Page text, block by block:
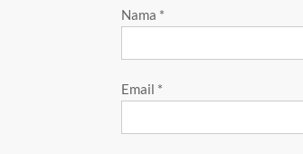
Nama *
Email *